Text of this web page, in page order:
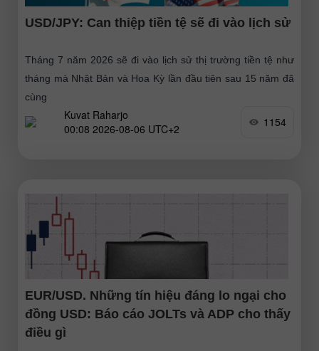
USD/JPY: Can thiệp tiền tệ sẽ đi vào lịch sử
Tháng 7 năm 2026 sẽ đi vào lịch sử thị trường tiền tệ như
tháng mà Nhật Bản và Hoa Kỳ lần đầu tiên sau 15 năm đã
cùng
Kuvat Raharjo
00:08 2026-08-06 UTC+2
1154
EUR/USD. Những tín hiệu đáng lo ngại cho
đồng USD: Báo cáo JOLTs và ADP cho thấy
điều gì